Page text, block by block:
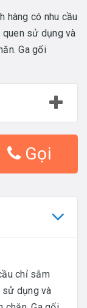
hàng có nhu cầu
sử dụng và
Ga gối
Gọi
chỉ sắm
sử dụng và